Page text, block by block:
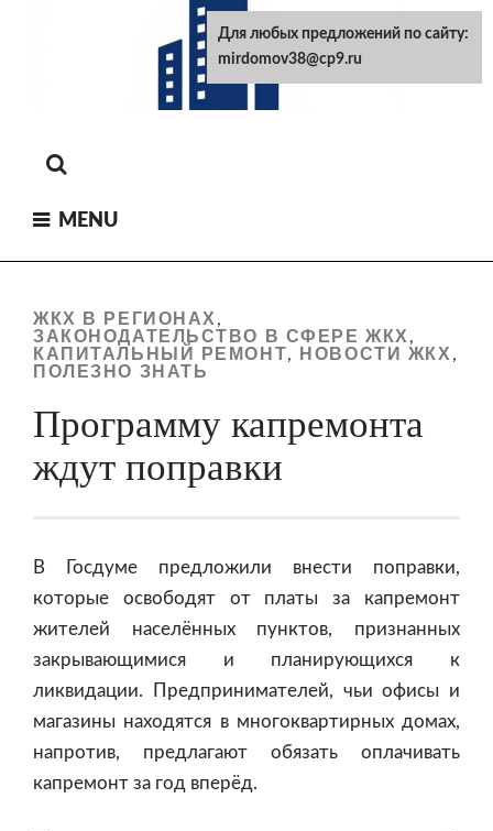
MENU
ЖКХ В РЕГИОНАХ ,
ЗАКОНОДАТЕЛЬСТВО В СФЕРЕ ЖКХ ,
КАПИТАЛЬНЫЙ РЕМОНТ, НОВОСТИ ЖКХ ,
ПОЛЕЗНО ЗНАТЬ
Программу капремонта
ждут поправки
В Госдуме предложили внести поправки,
которые освободят от платы за капремонт
жителей населённых пунктов, признанных
закрывающимися и планирующихся к
ликвидации. Предпринимателей, чьи офисы и
магазины находятся в многоквартирных домах,
напротив, предлагают обязать оплачивать
капремонт за год вперёд.
Для любых предложений по сайту:
mirdomov38@cp9.ru